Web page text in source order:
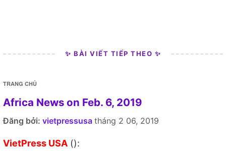
✨ BÀI VIẾT TIẾP THEO ✨
TRANG CHỦ
Africa News on Feb. 6, 2019
Đăng bởi: vietpressusa tháng 2 06, 2019
VietPress USA ():